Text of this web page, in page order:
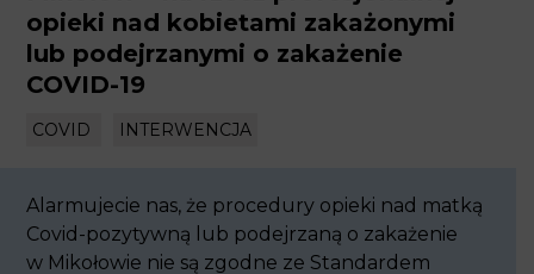
Mikołów – na rzecz profesjonalnej
opieki nad kobietami zakażonymi lub
podejrzanymi o zakażenie COVID-19
COVID INTERWENCJA
Alarmujecie nas, że procedury opieki nad matką
Covid-pozytywną lub podejrzaną o zakażenie
w Mikołowie nie są zgodne ze Standardem